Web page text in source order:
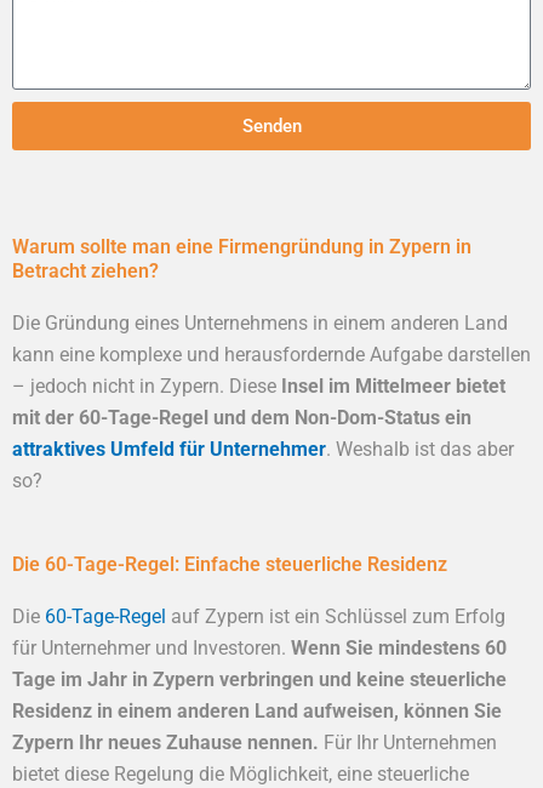
Senden
Warum sollte man eine Firmengründung in Zypern in
Betracht ziehen?
Die Gründung eines Unternehmens in einem anderen Land
kann eine komplexe und herausfordernde Aufgabe darstellen
– jedoch nicht in Zypern. Diese Insel im Mittelmeer bietet
mit der 60-Tage-Regel und dem Non-Dom-Status ein
attraktives Umfeld für Unternehmer. Weshalb ist das aber
so?
Die 60-Tage-Regel: Einfache steuerliche Residenz
Die 60-Tage-Regel auf Zypern ist ein Schlüssel zum Erfolg
für Unternehmer und Investoren. Wenn Sie mindestens 60
Tage im Jahr in Zypern verbringen und keine steuerliche
Residenz in einem anderen Land aufweisen, können Sie
Zypern Ihr neues Zuhause nennen. Für Ihr Unternehmen
bietet diese Regelung die Möglichkeit, eine steuerliche